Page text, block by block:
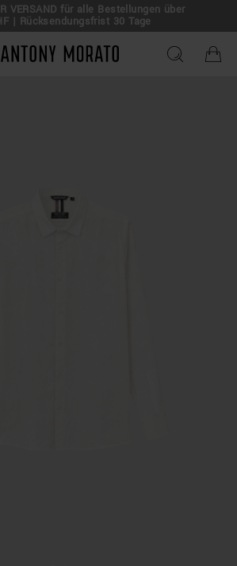
VERSAND für alle Bestellungen über
| Rücksendungsfrist 30 Tage
Antony Morato - Official